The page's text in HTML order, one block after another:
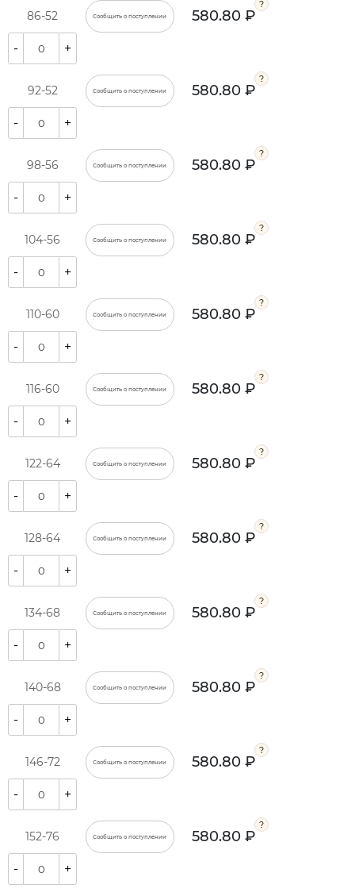
86-52 Сообщить о поступлении 580.80 ₽
- +
92-52 Сообщить о поступлении 580.80 ₽
- +
98-56 Сообщить о поступлении 580.80 ₽
- +
104-56 Сообщить о поступлении 580.80 ₽
- +
110-60 Сообщить о поступлении 580.80 ₽
- +
116-60 Сообщить о поступлении 580.80 ₽
- +
122-64 Сообщить о поступлении 580.80 ₽
- +
128-64 Сообщить о поступлении 580.80 ₽
- +
134-68 Сообщить о поступлении 580.80 ₽
- +
140-68 Сообщить о поступлении 580.80 ₽
- +
146-72 Сообщить о поступлении 580.80 ₽
- +
152-76 Сообщить о поступлении 580.80 ₽
- +